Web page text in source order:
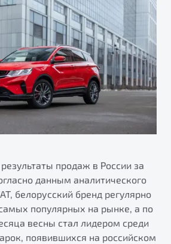
кондиционера Belgee
продаж в России за
данным аналитического
белорусский бренд регулярно
популярных на рынке, а по
весны стал лидером среди
появившихся на российском